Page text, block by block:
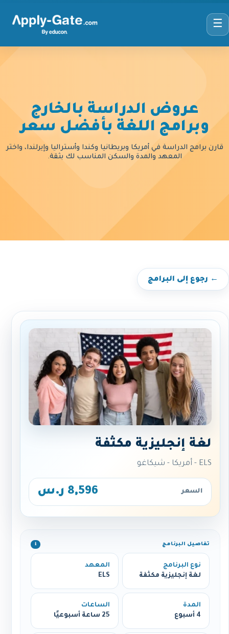
☰
عروض الدراسة بالخارج
وبرامج اللغة بأفضل سعر
قارن برامج الدراسة في أمريكا وبريطانيا وكندا وأستراليا وإيرلندا، واختر
المعهد والمدة والسكن المناسب لك بثقة.
← رجوع إلى البرامج
لغة إنجليزية مكثفة
ELS - أمريكا - شيكاغو
السعر 8,596 ر.س
تفاصيل البرنامج ℹ️
نوع البرنامج
لغة إنجليزية مكثفة
المعهد
ELS
المدة
4 أسبوع
الساعات
25 ساعة أسبوعيًا